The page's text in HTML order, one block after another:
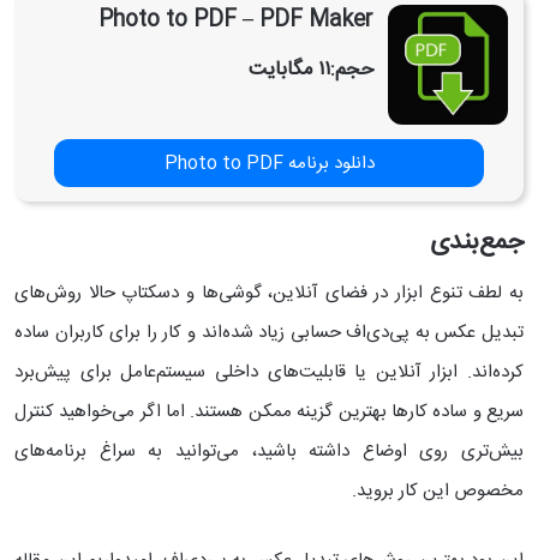
Photo to PDF – PDF Maker
حجم:۱۱ مگابایت
دانلود برنامه Photo to PDF
جمع‌بندی
به لطف تنوع ابزار در فضای آنلاین، گوشی‌ها و دسکتاپ حالا روش‌های
تبدیل عکس به پی‌دی‌اف حسابی زیاد شده‌اند و کار را برای کاربران ساده
کرده‌اند. ابزار آنلاین یا قابلیت‌های داخلی سیستم‌عامل برای پیش‌برد
سریع و ساده کارها بهترین گزینه ممکن هستند. اما اگر می‌خواهید کنترل
بیش‌تری روی اوضاع داشته باشید، می‌توانید به سراغ برنامه‌های
مخصوص این کار بروید.